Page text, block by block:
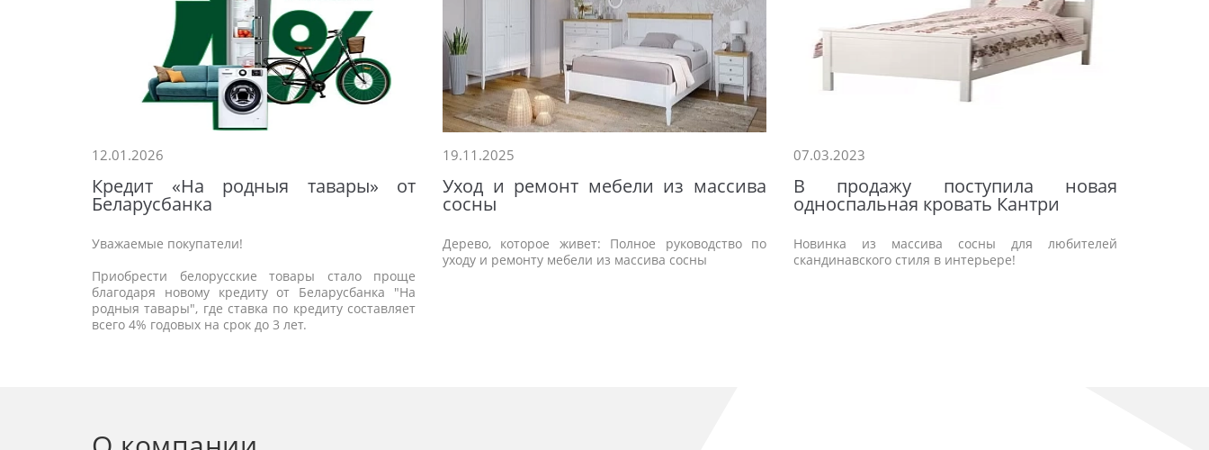
12.01.2026
Кредит «На родныя тавары» от
Беларусбанка
Уважаемые покупатели!
Приобрести белорусские товары стало проще
благодаря новому кредиту от Беларусбанка "На
родныя тавары", где ставка по кредиту составляет
всего 4% годовых на срок до 3 лет.
19.11.2025
Уход и ремонт мебели из массива
сосны
Дерево, которое живет: Полное руководство по
уходу и ремонту мебели из массива сосны
07.03.2023
В продажу поступила новая
односпальная кровать Кантри
Новинка из массива сосны для любителей
скандинавского стиля в интерьере!